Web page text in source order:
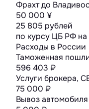
Фрахт до
50 000 ¥
25 805 рублей
по курсу ЦБ РФ на
Расходы в России
Таможенная
596 403 ₽
Услуги брокера,
75 000 ₽
Вывоз